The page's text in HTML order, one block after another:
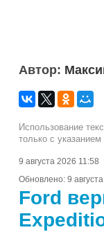
Автор:
Использование
только с указанием
9 августа 2026 11:58
Обновлено: 9
Ford